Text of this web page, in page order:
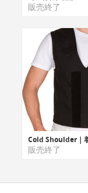
販売終了
販売終了